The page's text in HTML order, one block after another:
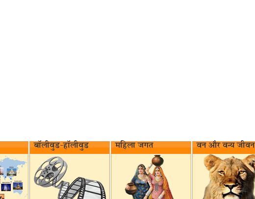
बॉलीवुड-हॉलीवुड महिला जगत वन और वन्य जीवन‌